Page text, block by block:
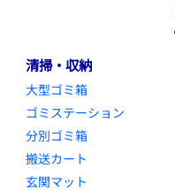
清掃・収納
大型ゴミ箱
ゴミステーション
分別ゴミ箱
搬送カート
玄関マット